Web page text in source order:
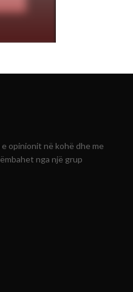
opinionit në kohë dhe me
nga një grup